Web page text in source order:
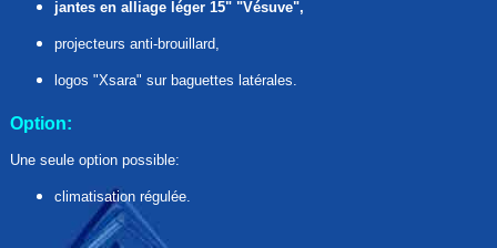
jantes en alliage léger 15" "Vésuve",
projecteurs anti-brouillard,
logos "Xsara" sur baguettes latérales.
Option:
Une seule option possible:
climatisation régulée.